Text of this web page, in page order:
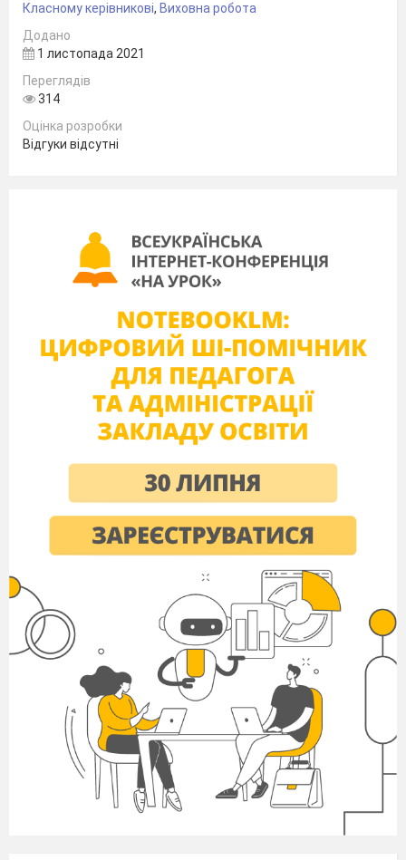
Класному керівникові, Виховна робота
Додано
1 листопада 2021
Переглядів
314
Оцінка розробки
Відгуки відсутні